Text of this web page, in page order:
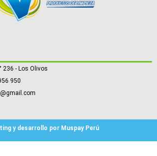
236 - Los Olivos
950
y desarrollo por Muspay Perú